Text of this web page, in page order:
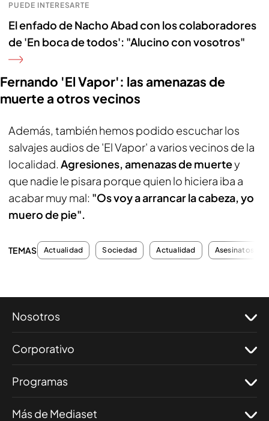
PUEDE INTERESARTE
El enfado de Nacho Abad con los colaboradores
de 'En boca de todos': "Alucino con vosotros"
Fernando 'El Vapor': las amenazas de
muerte a otros vecinos
Además, también hemos podido escuchar los
salvajes audios de 'El Vapor' a varios vecinos de la
localidad. Agresiones, amenazas de muertey
que nadie le pisara porque quien lo hiciera iba a
acabar muy mal: "Os voy a arrancar la cabeza, yo
muero de pie".
TEMAS Actualidad Sociedad Actualidad Asesinatos
Nosotros
Corporativo
Programas
Más de Mediaset